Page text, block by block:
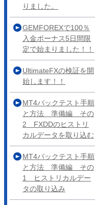
りました。
GEMFOREXで100％
入金ボーナス5日間限
定で始まりました！！
UltimateFXの検証を開
始します！！
MT4バックテスト手順
と方法 準備編 その
2 FXDDのヒストリ
カルデータを取り込む
MT4バックテスト手順
と方法 準備編 その
1 ヒストリカルデー
タの取り込み